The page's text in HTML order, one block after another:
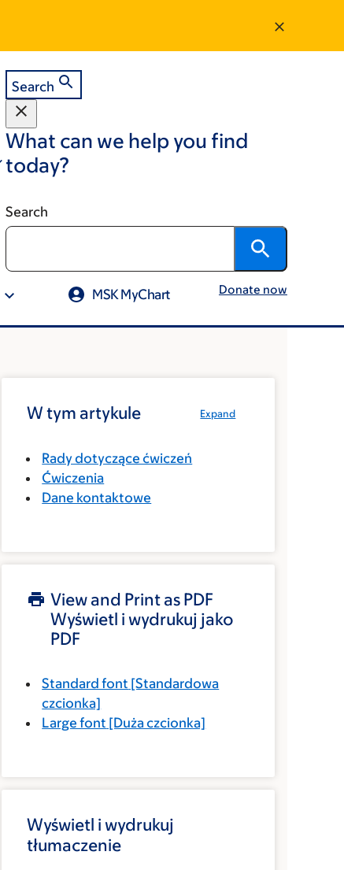
Search
What can we help you find
today?
Search
MSK MyChart Donate now
Expand
W tym artykule
Rady dotyczące ćwiczeń
Ćwiczenia
Dane kontaktowe
View and Print as PDF
Wyświetl i wydrukuj jako
PDF
Standard font [Standardowa
czcionka]
Large font [Duża czcionka]
Wyświetl i wydrukuj
tłumaczenie